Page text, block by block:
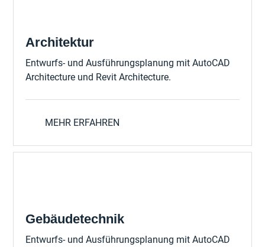
Architektur
Entwurfs- und Ausführungsplanung mit AutoCAD
Architecture und Revit Architecture.
MEHR ERFAHREN
Gebäudetechnik
Entwurfs- und Ausführungsplanung mit AutoCAD